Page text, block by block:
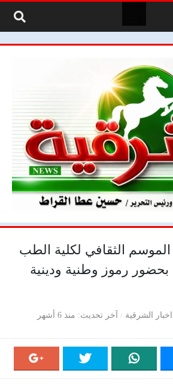
الموسم الثقافي لكلية الطب
بحضور رموز وطنية ودينية
اخبار الشرقية آخر تحديث منذ 6 أشهر